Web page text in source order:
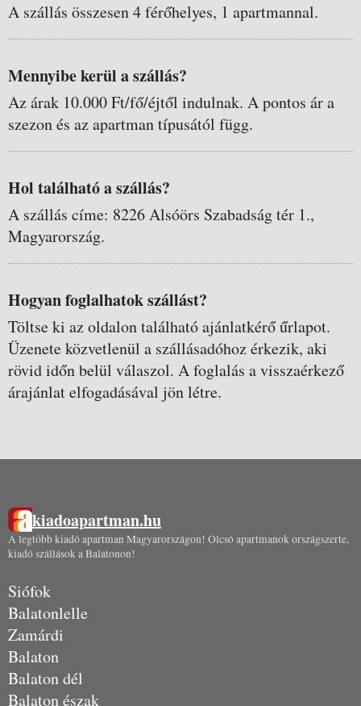
A szállás összesen 4 férőhelyes, 1 apartmannal.
Mennyibe kerül a szállás?
Az árak 10.000 Ft/fő/éjtől indulnak. A pontos ár a
szezon és az apartman típusától függ.
Hol található a szállás?
A szállás címe: 8226 Alsóörs Szabadság tér 1.,
Magyarország.
Hogyan foglalhatok szállást?
Töltse ki az oldalon található ajánlatkérő űrlapot.
Üzenete közvetlenül a szállásadóhoz érkezik, aki
rövid időn belül válaszol. A foglalás a visszaérkező
árajánlat elfogadásával jön létre.
kiadoapartman.hu
A legtöbb kiadó apartman Magyarországon! Olcsó apartmanok országszerte,
kiadó szállások a Balatonon!
Siófok
Balatonlelle
Zamárdi
Balaton
Balaton dél
Balaton észak